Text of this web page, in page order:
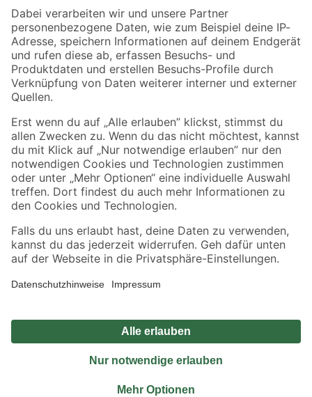
Zahlungsarten Versandarten
Sicher einkaufen
Jetzt die toom-App herunterladen
Alle Preisangaben in EUR inkl. gesetzl. MwSt.. Die dargestellten Angebote sind unter
Umständen nicht in allen Märkten verfügbar. Die angegebenen Verfügbarkeiten beziehen
Produkte nur solange der Vorrat reicht.
*Paketversand ab 59 € versandkostenfrei, gilt nicht für Artikel mit Speditionsversand, hier
Privatsphäre Impressum
Nutzungsbedingungen
Widerrufsrecht
Vertrag widerrufen
© 2026 toom Baumarkt GmbH